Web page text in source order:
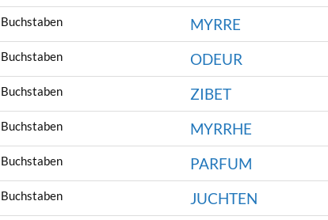
MYRRE
ODEUR
ZIBET
MYRRHE
PARFUM
JUCHTEN